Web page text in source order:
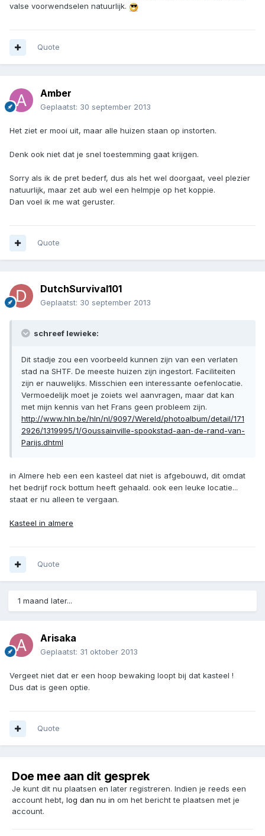
valse voorwendselen natuurlijk.
Quote
Amber
Geplaatst: 30 september 2013
Het ziet er mooi uit, maar alle huizen staan op instorten.
Denk ook niet dat je snel toestemming gaat krijgen.
Sorry als ik de pret bederf, dus als het wel doorgaat, veel plezier
natuurlijk, maar zet aub wel een helmpje op het koppie.
Dan voel ik me wat geruster.
Quote
DutchSurvival101
Geplaatst: 30 september 2013
schreef lewieke:
Dit stadje zou een voorbeeld kunnen zijn van een verlaten
stad na SHTF. De meeste huizen zijn ingestort. Faciliteiten
zijn er nauwelijks. Misschien een interessante oefenlocatie.
Vermoedelijk moet je zoiets wel aanvragen, maar dat kan
met mijn kennis van het Frans geen probleem zijn.
http://www.hln.be/hln/nl/9097/Wereld/photoalbum/detail/171
2926/1319995/1/Goussainville-spookstad-aan-de-rand-van-
Parijs.dhtml
in Almere heb een een kasteel dat niet is afgebouwd, dit omdat
het bedrijf rock bottum heeft gehaald. ook een leuke locatie...
staat er nu alleen te vergaan.
Kasteel in almere
Quote
1 maand later...
Arisaka
Geplaatst: 31 oktober 2013
Vergeet niet dat er een hoop bewaking loopt bij dat kasteel !
Dus dat is geen optie.
Quote
Doe mee aan dit gesprek
Je kunt dit nu plaatsen en later registreren. Indien je reeds een
account hebt, log dan nu in om het bericht te plaatsen met je
account.